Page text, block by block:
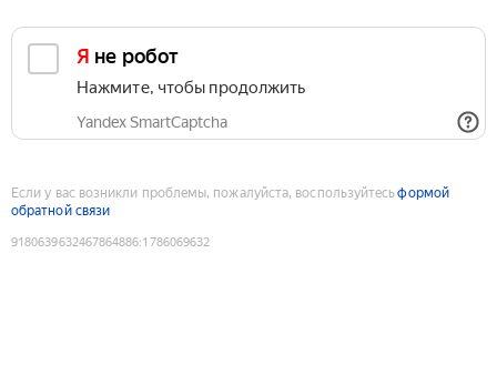
Я не робот
Нажмите, чтобы продолжить
Yandex SmartCaptcha
Если у вас возникли проблемы, пожалуйста, воспользуйтесьформой
обратной связи
9180639632467864886:1786069632